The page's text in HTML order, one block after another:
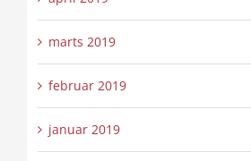
marts 2019
februar 2019
januar 2019